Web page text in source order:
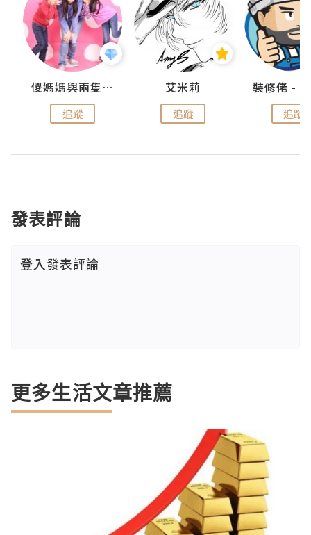
儍媽媽與兩隻小魔怪之家
追蹤
艾米莉
追蹤 追蹤
發表評論
登入發表評論
更多生活文章推薦